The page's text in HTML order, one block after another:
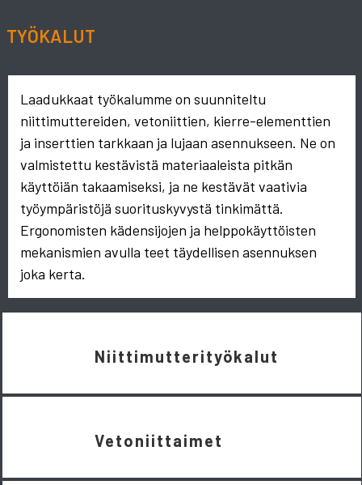
TYÖKALUT
Laadukkaat työkalumme on suunniteltu
niittimuttereiden, vetoniittien, kierre-elementtien
ja inserttien tarkkaan ja lujaan asennukseen. Ne on
valmistettu kestävistä materiaaleista pitkän
käyttöiän takaamiseksi, ja ne kestävät vaativia
työympäristöjä suorituskyvystä tinkimättä.
Ergonomisten kädensijojen ja helppokäyttöisten
mekanismien avulla teet täydellisen asennuksen
joka kerta.
Niittimutterityökalut
Vetoniittaimet